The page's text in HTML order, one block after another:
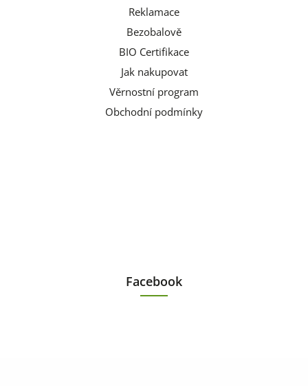
Reklamace
Bezobalově
BIO Certifikace
Jak nakupovat
Věrnostní program
Obchodní podmínky
Facebook